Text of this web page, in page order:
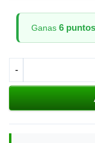
Ganas 6 puntos
-